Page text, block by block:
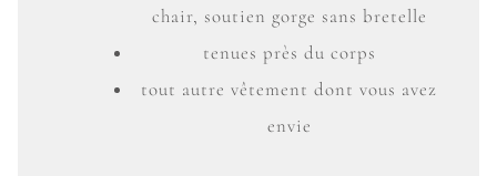
chair, soutien gorge sans bretelle
tenues près du corps
tout autre vêtement dont vous avez
envie